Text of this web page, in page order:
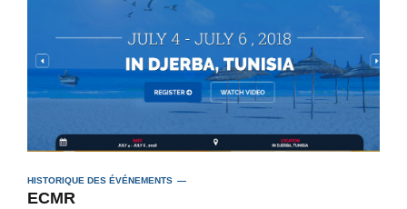
HISTORIQUE DES ÉVÉNEMENTS
ECMR